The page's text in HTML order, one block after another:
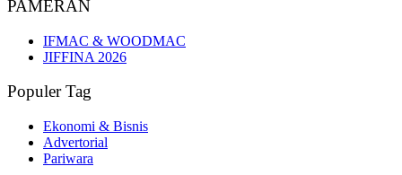
PAMERAN
IFMAC & WOODMAC
JIFFINA 2026
Populer Tag
Ekonomi & Bisnis
Advertorial
Pariwara